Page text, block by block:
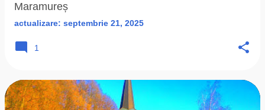
Maramureș
actualizare: septembrie 21, 2025
1